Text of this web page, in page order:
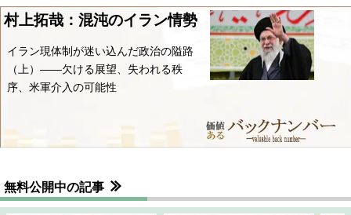
村上拓哉：混沌のイラン情勢
イラン現体制が迷い込んだ政治の隘路
（上）――欠ける展望、失われる秩
序、米軍介入の可能性
無料公開中の記事